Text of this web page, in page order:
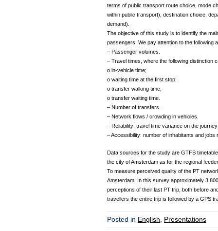
terms of public transport route choice, mode
within public transport), destination choice,
demand).
The objective of this study is to identify the
passengers. We pay attention to the following
– Passenger volumes.
– Travel times, where the following distinction
o in-vehicle time;
o waiting time at the first stop;
o transfer walking time;
o transfer waiting time.
– Number of transfers.
– Network flows / crowding in vehicles.
– Reliability: travel time variance on the
– Accessibility: number of inhabitants and jobs
Data sources for the study are GTFS
the city of Amsterdam as for the regional
To measure perceived quality of the PT
Amsterdam. In this survey approximately
perceptions of their last PT trip, both before
travellers the entire trip is followed by a GPS
Posted in English, Presentations